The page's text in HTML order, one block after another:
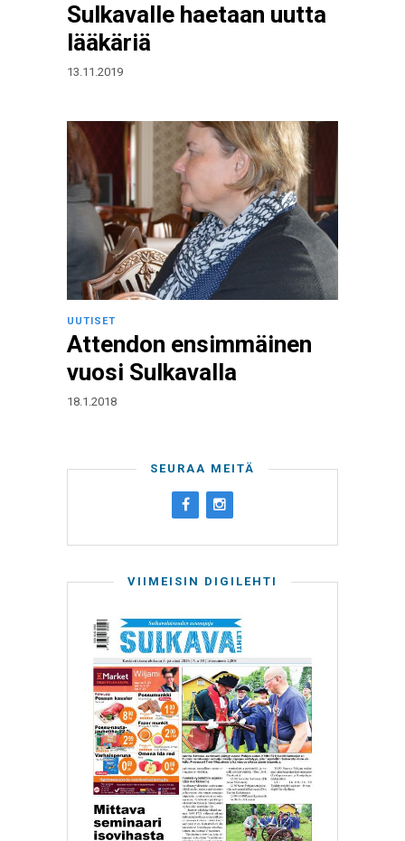
Sulkavalle haetaan uutta
lääkäriä
13.11.2019
UUTISET
Attendon ensimmäinen
vuosi Sulkavalla
18.1.2018
SEURAA MEITÄ
VIIMEISIN DIGILEHTI